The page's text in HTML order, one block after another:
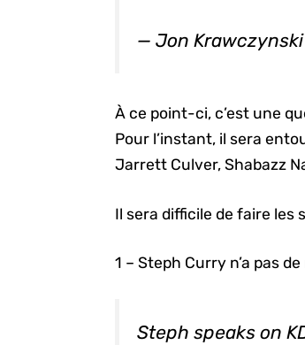
— Jon
À ce point-ci, c’est une
Pour l’instant, il sera
Jarrett Culver, Shabazz
Il sera difficile de faire les
1 – Steph Curry n’a pas
Steph speaks on